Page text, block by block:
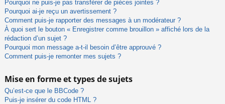
Pourquoi ne puis-je pas transférer de pièces jointes ?
Pourquoi ai-je reçu un avertissement ?
Comment puis-je rapporter des messages à un modérateur ?
À quoi sert le bouton « Enregistrer comme brouillon » affiché lors de la
rédaction d’un sujet ?
Pourquoi mon message a-t-il besoin d’être approuvé ?
Comment puis-je remonter mes sujets ?
Mise en forme et types de sujets
Qu’est-ce que le BBCode ?
Puis-je insérer du code HTML ?